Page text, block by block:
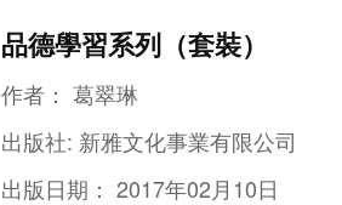
品德學習系列（套裝）
作者：葛翠琳
出版社: 新雅文化事業有限公司
出版日期：2017年02月10日